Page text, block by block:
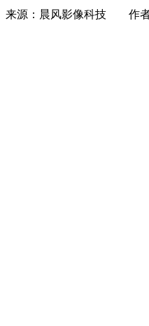
来源：晨风影像科技 作者